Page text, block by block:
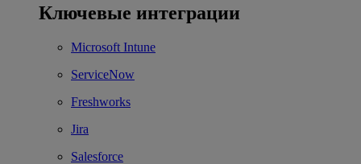
Ключевые интеграции
Microsoft Intune
ServiceNow
Freshworks
Jira
Salesforce